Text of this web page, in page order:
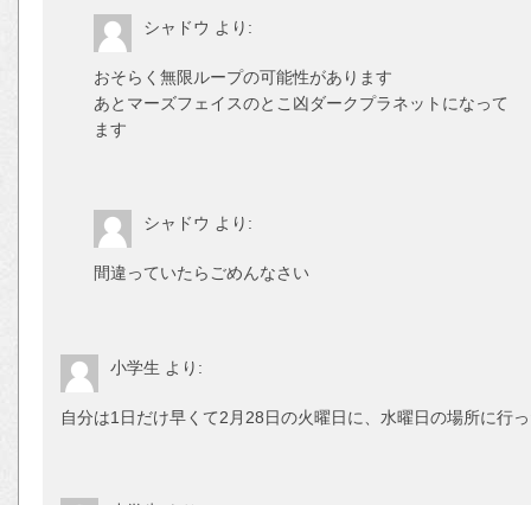
シャドウ より:
おそらく無限ループの可能性があります
あとマーズフェイスのとこ凶ダークプラネットになって
ます
シャドウ より:
間違っていたらごめんなさい
小学生 より:
自分は1日だけ早くて2月28日の火曜日に、水曜日の場所に行